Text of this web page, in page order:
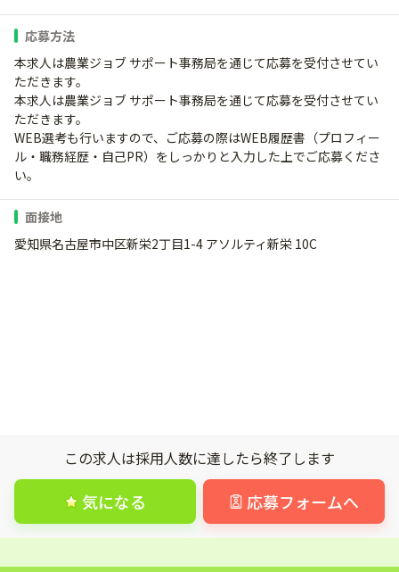
応募方法
本求人は農業ジョブ サポート事務局を通じて応募を受付させてい
ただきます。
本求人は農業ジョブ サポート事務局を通じて応募を受付させてい
ただきます。
WEB選考も行いますので、ご応募の際はWEB履歴書（プロフィー
ル・職務経歴・自己PR）をしっかりと入力した上でご応募くださ
い。
面接地
愛知県名古屋市中区新栄2丁目1-4 アソルティ新栄 10C
この求人は採用人数に達したら終了します
気になる 応募フォームへ